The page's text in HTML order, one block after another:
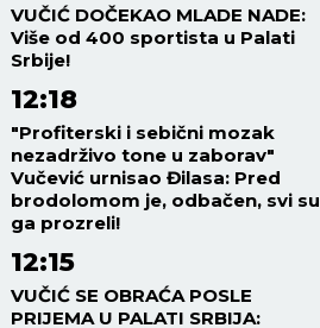
VUČIĆ DOČEKAO MLADE NADE:
Više od 400 sportista u Palati
Srbije!
12:18
"Profiterski i sebični mozak
nezadrživo tone u zaborav"
Vučević urnisao Đilasa: Pred
brodolomom je, odbačen, svi su
ga prozreli!
12:15
VUČIĆ SE OBRAĆA POSLE
PRIJEMA U PALATI SRBIJA: